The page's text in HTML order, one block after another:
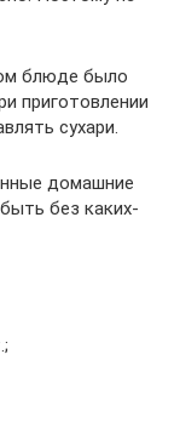
блюде было
приготовлении
сухари.
домашние
без каких-